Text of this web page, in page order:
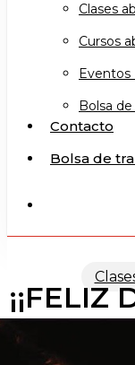
Clases
Cursos
Eventos
Bolsa
Contacto
Bolsa de
¡¡FELIZ